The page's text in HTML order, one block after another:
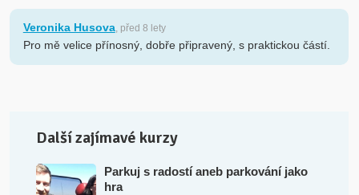
Veronika Husova, před 8 lety
Pro mě velice přínosný, dobře připravený, s praktickou částí.
Další zajímavé kurzy
Parkuj s radostí aneb parkování jako
hra